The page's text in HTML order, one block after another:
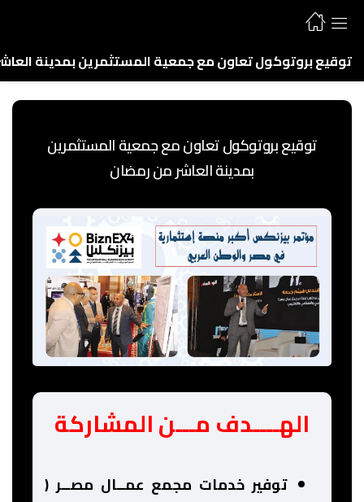
توقيع بروتوكول تعاون مع جمعية المستثمرين بمدينة
توقيع بروتوكول تعاون مع جمعية المستثمرين
بمدينة العاشر من رمضان
الهــــدف مـــن المشاركة
توفير خدمات مجمع عمــال مصــر (